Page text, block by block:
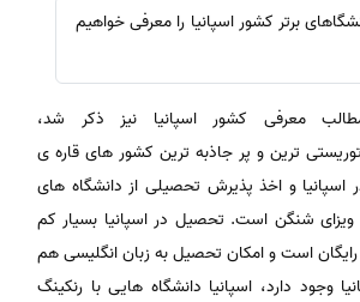
برتر کشور اسپانیا را معرفی خواهیم
معرفی کشور اسپانیا نیز ذکر شد،
ترین و پر جاذبه ترین کشور های قاره ی
و اخذ پذیرش تحصیلی از دانشگاه های
ویزای شنگن است. تحصیل در اسپانیا بسیار کم
رایگان است و امکان تحصیل به زبان انگلیسی هم
وجود دارد، اسپانیا دانشگاه هایی با رنکینگ